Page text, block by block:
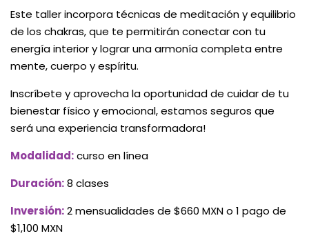
Este taller incorpora técnicas de meditación y equilibrio
de los chakras, que te permitirán conectar con tu
energía interior y lograr una armonía completa entre
mente, cuerpo y espíritu.
Inscríbete y aprovecha la oportunidad de cuidar de tu
bienestar físico y emocional, estamos seguros que
será una experiencia transformadora!
Modalidad:curso en línea
Duración:8 clases
Inversión:2 mensualidades de $660 MXN o 1 pago de
$1,100 MXN